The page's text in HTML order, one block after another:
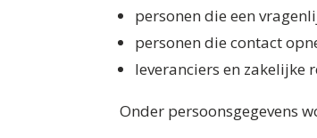
personen die een
personen die contact
leveranciers en zakelijke
Onder persoonsgegevens